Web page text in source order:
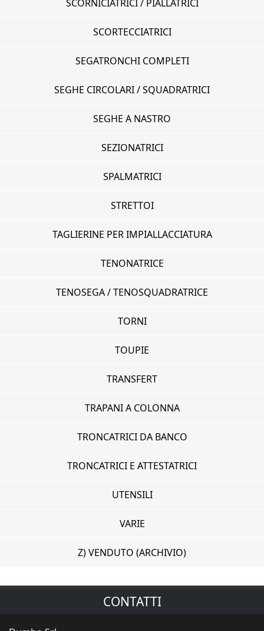
SCORNICIATRICI / PIALLATRICI
SCORTECCIATRICI
SEGATRONCHI COMPLETI
SEGHE CIRCOLARI / SQUADRATRICI
SEGHE A NASTRO
SEZIONATRICI
SPALMATRICI
STRETTOI
TAGLIERINE PER IMPIALLACCIATURA
TENONATRICE
TENOSEGA / TENOSQUADRATRICE
TORNI
TOUPIE
TRANSFERT
TRAPANI A COLONNA
TRONCATRICI DA BANCO
TRONCATRICI E ATTESTATRICI
UTENSILI
VARIE
Z) VENDUTO (ARCHIVIO)
CONTATTI